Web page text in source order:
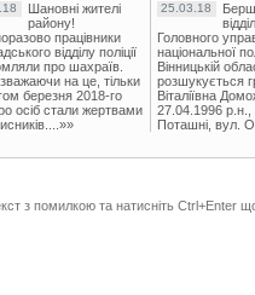
Шановні жителі
району!
працівники
відділу поліції
про шахраїв.
на це, тільки
березня 2018-го
осіб стали жертвами
25.03.18
Головного
національної
Вінницькій
розшукується
Віталіївна
27.04.1996 р.н.,
Поташні, вул.
з помилкою та натисніть Ctrl+Enter